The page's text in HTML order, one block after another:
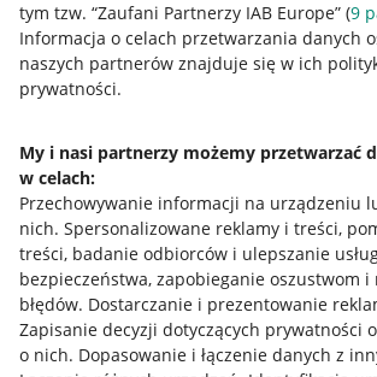
tym tzw. “Zaufani Partnerzy IAB Europe” (9
Informacja o celach przetwarzania danych
naszych partnerów znajduje się w ich
prywatności.
My i nasi partnerzy możemy przetwarzać
w celach:
Przechowywanie informacji na urządzeniu
nich. Spersonalizowane reklamy i treści,
treści, badanie odbiorców i ulepszanie
bezpieczeństwa, zapobieganie oszustwom
błędów. Dostarczanie i prezentowanie
Zapisanie decyzji dotyczących prywatności
o nich. Dopasowanie i łączenie danych z
Przydatne informacje
Jak to działa
Allegro Gadane dla sprzedających
Allegro Gadane dla kupujących
Mapa miejscowości
Informacje prawne